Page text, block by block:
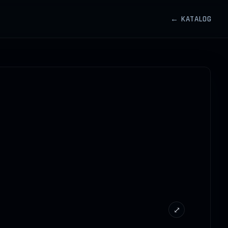
← KATALOG
⤢